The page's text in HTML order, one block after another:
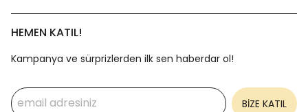
HEMEN KATIL!
Kampanya ve sürprizlerden ilk sen haberdar ol!
BİZE KATIL